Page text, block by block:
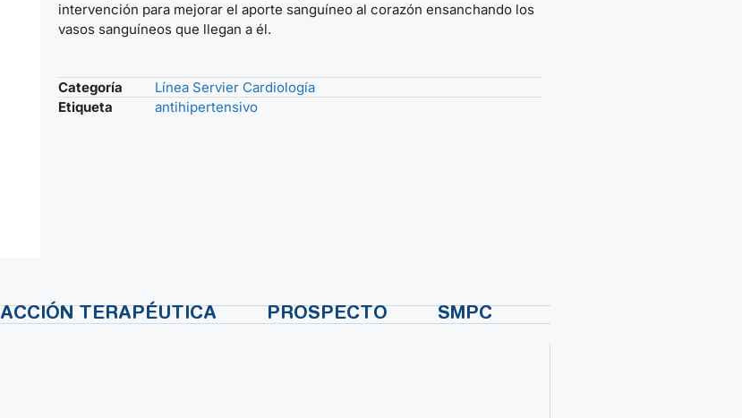
intervención para mejorar el aporte sanguíneo al corazón ensanchando los
vasos sanguíneos que llegan a él.
Categoría
Línea Servier Cardiología
Etiqueta
antihipertensivo
ACCIÓN TERAPÉUTICA PROSPECTO SMPC